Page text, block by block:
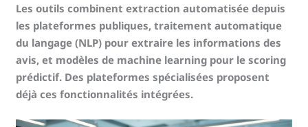
Les outils combinent extraction automatisée depuis
les plateformes publiques, traitement automatique
du langage (NLP) pour extraire les informations des
avis, et modèles de machine learning pour le scoring
prédictif. Des plateformes spécialisées proposent
déjà ces fonctionnalités intégrées.